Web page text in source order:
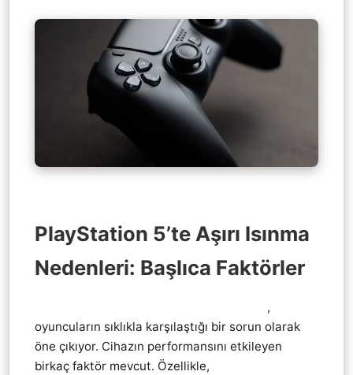
PlayStation 5’te Aşırı Isınma
Nedenleri: Başlıca Faktörler
,
oyuncuların sıklıkla karşılaştığı bir sorun olarak
öne çıkıyor. Cihazın performansını etkileyen
birkaç faktör mevcut. Özellikle,